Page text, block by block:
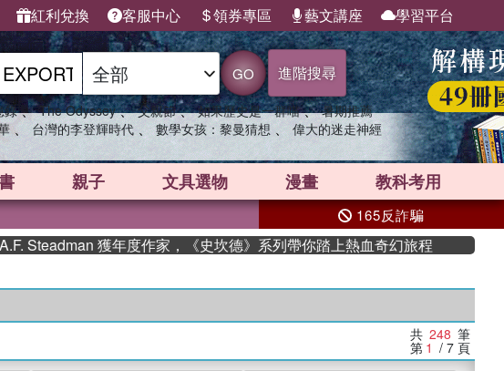
紅利兌換 客服中心 領券專區 藝文講座 學習平台
GO 進階搜尋
錄 、 The Odyssey 、 父親節 、 如果歷史是一群喵 、 暑期推薦
、 台灣的李登輝時代 、 數學女孩：黎曼猜想 、 偉大的迷走神經
親子 文具選物 漫畫 教科考用
165反詐騙
獲年度作家，《史坎德》系列帶你踏上熱血奇幻旅程
共 248 筆
第 1 / 7 頁